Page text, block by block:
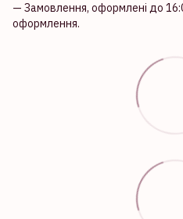
— Замовлення, оформлені до
оформлення.